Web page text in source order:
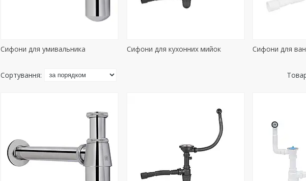
Сифони для умивальника Сифони для кухонних мийок Сифони для